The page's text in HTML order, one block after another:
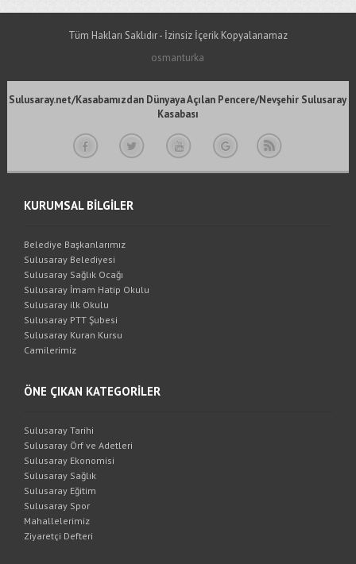
Tüm Hakları Saklıdır - İzinsiz İçerik Kopyalanamaz
osmanturka
Sulusaray.net/Kasabamızdan Dünyaya Açılan Pencere/Nevşehir Sulusaray
Kasabası
KURUMSAL BİLGİLER
Belediye Başkanlarımız
Sulusaray Belediyesi
Sulusaray Sağlık Ocağı
Sulusaray İmam Hatip Okulu
Sulusaray ilk Okulu
Sulusaray PTT Şubesi
Sulusaray Kuran Kursu
Camilerimiz
ÖNE ÇIKAN KATEGORİLER
Sulusaray Tarihi
Sulusaray Örf ve Adetleri
Sulusaray Ekonomisi
Sulusaray Sağlık
Sulusaray Eğitim
Sulusaray Spor
Mahallelerimiz
Ziyaretçi Defteri